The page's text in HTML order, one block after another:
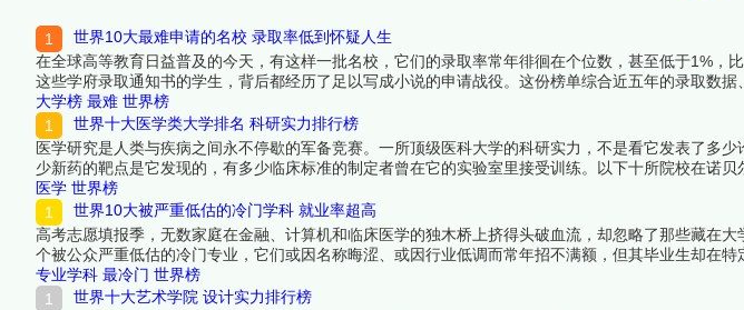
世界10大最难申请的名校 录取率低到怀疑人生
在全球高等教育日益普及的今天，有这样一批名校，它们的录取率常年徘徊在个位数，甚至低于1%，
这些学府录取通知书的学生，背后都经历了足以写成小说的申请战役。这份榜单综合近五年的录取数据
选出十所让全球最优秀的申请者都寝食难安的世界名校。进入这些学府，意味着在二十岁之前就完成了
看详细名单吧！
大学榜 最难 世界榜
世界十大医学类大学排名 科研实力排行榜
医学研究是人类与疾病之间永不停歇的军备竞赛。一所顶级医科大学的科研实力，不是看它发表了多
少新药的靶点是它发现的，有多少临床标准的制定者曾在它的实验室里接受训练。以下十所院校在诺贝
获批额度、临床医学顶刊论文发表量和高被引学者密度四个维度上长期占据全球前列，它们共同构成了
来看看详细名单吧！
医学 世界榜
世界10大被严重低估的冷门学科 就业率超高
高考志愿填报季，无数家庭在金融、计算机和临床医学的独木桥上挤得头破血流，却忽略了那些藏在
个被公众严重低估的冷门专业，它们或因名称晦涩、或因行业低调而常年招不满额，但其毕业生却在特
热门专业。在少有人走的路上，竞争更少、机会更多，这些学科的真正价值正等着被重新发现。下面跟
专业学科 最冷门 世界榜
世界十大艺术学院 设计实力排行榜